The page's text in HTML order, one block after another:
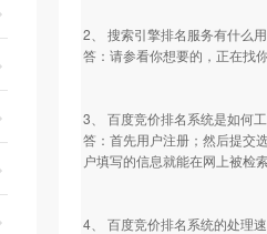
2、 搜索引擎排名服务有什么
答：请参看你想要的，正在找
3、 百度竞价排名系统是如何
答：首先用户注册；然后提交
户填写的信息就能在网上被检
4、 百度竞价排名系统的处理